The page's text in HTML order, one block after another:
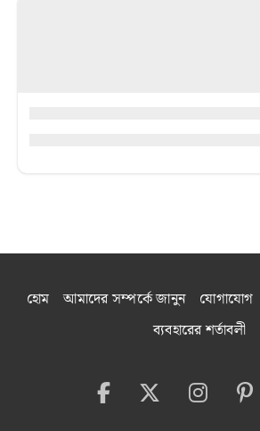
হোম আমাদের সম্পর্কে জানুন যোগাযোগ
ব্যবহারের শর্তাবলী